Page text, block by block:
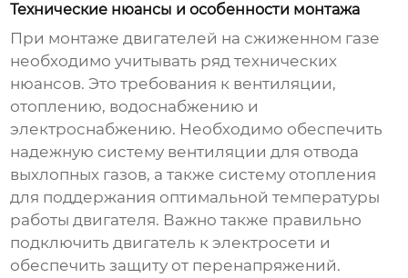
Технические нюансы и особенности монтажа
При монтаже двигателей на сжиженном газе
необходимо учитывать ряд технических
нюансов. Это требования к вентиляции,
отоплению, водоснабжению и
электроснабжению. Необходимо обеспечить
надежную систему вентиляции для отвода
выхлопных газов, а также систему отопления
для поддержания оптимальной температуры
работы двигателя. Важно также правильно
подключить двигатель к электросети и
обеспечить защиту от перенапряжений.